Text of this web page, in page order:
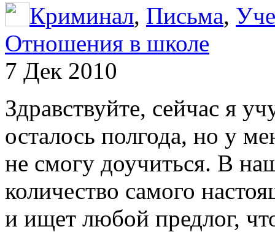
Криминал, Письма,
Отношения в школе
7 Дек 2010
Здравствуйте, сейчас я
осталось полгода, но у
не смогу доучиться. В
количество самого
и ищет любой предлог,